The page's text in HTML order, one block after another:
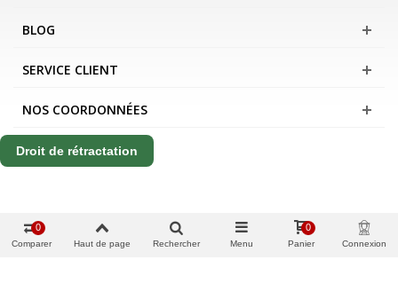
BLOG
SERVICE CLIENT
NOS COORDONNÉES
Droit de rétractation
Comparer
0
Haut de page Rechercher Menu Panier
0
Connexion